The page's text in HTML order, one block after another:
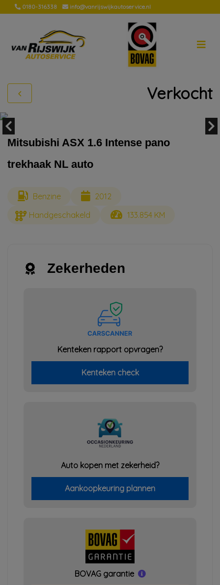
0180-316338 info@vanrijswijkautoservice.nl
Verkocht
Mitsubishi ASX 1.6 Intense pano
trekhaak NL auto
Benzine
2012
Handgeschakeld
133.854 KM
Zekerheden
Kenteken rapport opvragen?
Kenteken check
Auto kopen met zekerheid?
Aankoopkeuring plannen
BOVAG garantie